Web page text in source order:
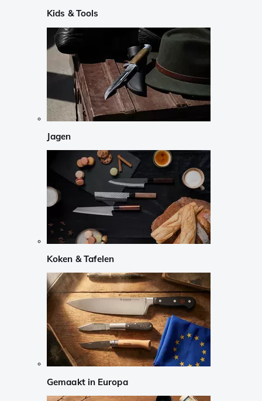
Kids & Tools
Jagen
Koken & Tafelen
Gemaakt in Europa